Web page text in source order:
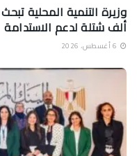
ألف شتلة لدعم الاستدامة